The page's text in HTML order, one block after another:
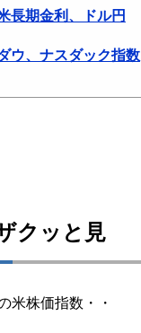
期金利、ドル円
、ナスダック指数
クッと見
米株価指数・・